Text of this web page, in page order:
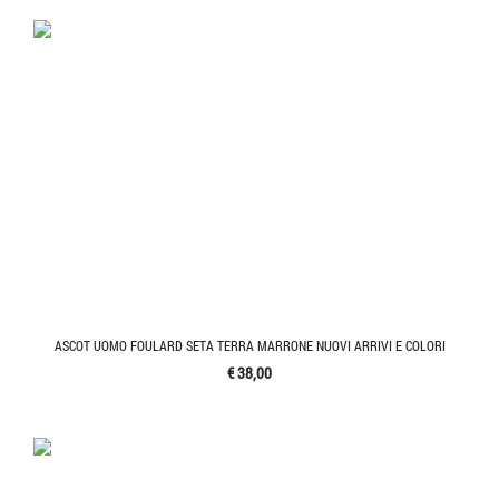
ASCOT UOMO FOULARD SETA TERRA MARRONE NUOVI ARRIVI E COLORI
€ 38,00